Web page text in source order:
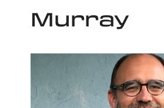
Murray